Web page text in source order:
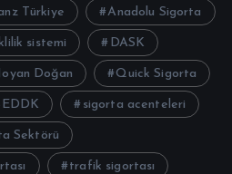
Türkiye Anadolu Sigorta
sistemi DASK
Doğan Quick Sigorta
sigorta acenteleri
Sektörü
trafik sigortası